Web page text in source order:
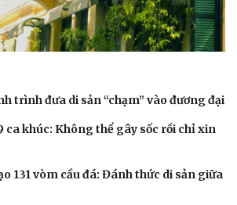
trình đưa di sản “chạm” vào đương đại
ca khúc: Không thể gây sốc rồi chỉ xin
131 vòm cầu đá: Đánh thức di sản giữa